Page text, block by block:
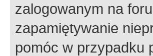
zalogowanym na
zapamiętywanie
pomóc w przypadku